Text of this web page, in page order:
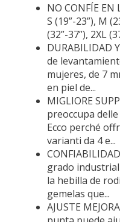
NO CONFÍE EN
S (19”-23”), M
(32”-37”), 2XL
DURABILIDAD
de
mujeres, de 7
en piel de...
MIGLIORE
preoccupa
Ecco perché
varianti da 4 e...
grado
la hebilla de
gemelas que...
AJUSTE